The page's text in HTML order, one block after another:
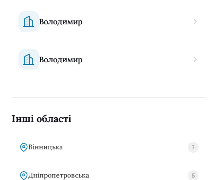
Володимир
Володимир
Інші області
Вінницька 7
Дніпропетровська 5